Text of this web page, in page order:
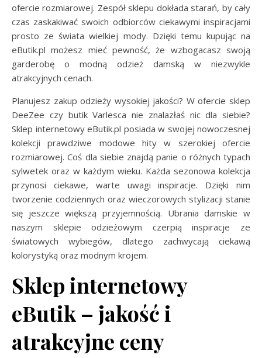
ofercie rozmiarowej. Zespół sklepu dokłada starań, by cały
czas zaskakiwać swoich odbiorców ciekawymi inspiracjami
prosto ze świata wielkiej mody. Dzięki temu kupując na
eButik.pl możesz mieć pewność, że wzbogacasz swoją
garderobę o modną odzież damską w niezwykle
atrakcyjnych cenach.
Planujesz zakup odzieży wysokiej jakości? W ofercie sklep
DeeZee czy butik Varlesca nie znalazłaś nic dla siebie?
Sklep internetowy eButik.pl posiada w swojej nowoczesnej
kolekcji prawdziwe modowe hity w szerokiej ofercie
rozmiarowej. Coś dla siebie znajdą panie o różnych typach
sylwetek oraz w każdym wieku. Każda sezonowa kolekcja
przynosi ciekawe, warte uwagi inspiracje. Dzięki nim
tworzenie codziennych oraz wieczorowych stylizacji stanie
się jeszcze większą przyjemnością. Ubrania damskie w
naszym sklepie odzieżowym czerpią inspiracje ze
światowych wybiegów, dlatego zachwycają ciekawą
kolorystyką oraz modnym krojem.
Sklep internetowy
eButik – jakość i
atrakcyjne ceny